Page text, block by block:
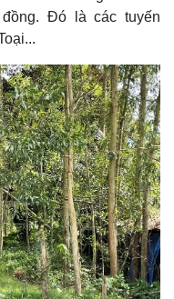
trường
vàng
Đó là các tuyến